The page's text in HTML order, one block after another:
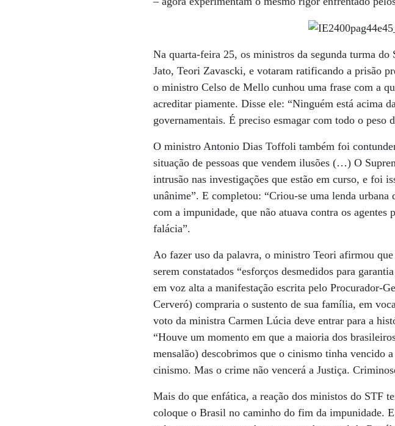
Na quarta-feira 25, os ministros da segunda turma
Jato, Teori Zavascki, e votaram ratificando a prisão
o ministro Celso de Mello cunhou uma frase com a
acreditar piamente. Disse ele: “Ninguém está acima
governamentais. É preciso esmagar com todo o peso
O ministro Antonio Dias Toffoli também foi
situação de pessoas que vendem ilusões (…) O
intrusão nas investigações que estão em curso, e foi
unânime”. E completou: “Criou-se uma lenda
com a impunidade, que não atuava contra os
falácia”.
Ao fazer uso da palavra, o ministro Teori afirmou
serem constatados “esforços desmedidos para
em voz alta a manifestação escrita pelo Procurador-
Cerveró) compraria o sustento de sua família, em
voto da ministra Carmen Lúcia deve entrar para a
“Houve um momento em que a maioria dos
mensalão) descobrimos que o cinismo tinha vencido
cinismo. Mas o crime não vencerá a Justiça.
Mais do que enfática, a reação dos ministos do STF
coloque o Brasil no caminho do fim da impunidade.